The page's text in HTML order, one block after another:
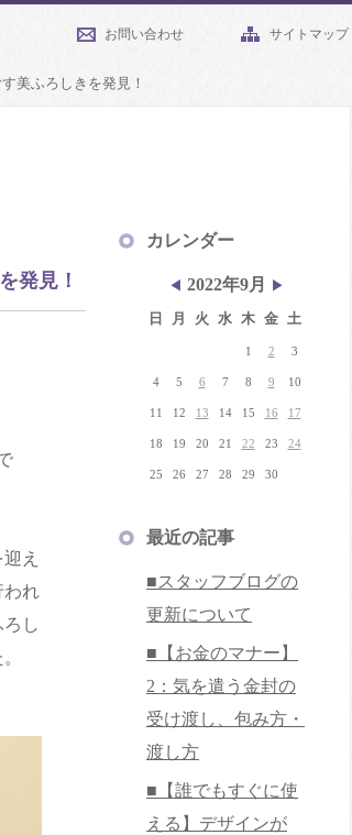
お問い合わせ サイトマップ
美ふろしきを発見！
発見！
え
われ
し
カレンダー
◀ 2022年9月
▶
日
月 火 水 木 金 土
1 2 3
4 5 6 7 8 9 10
11 12 13 14 15 16 17
18 19 20 21 22 23 24
25 26 27 28 29 30
最近の記事
■スタッフブログの
更新について
■【お金のマナー】
2：気を遣う金封の
受け渡し、包み方・
渡し方
■【誰でもすぐに使
える】デザインが